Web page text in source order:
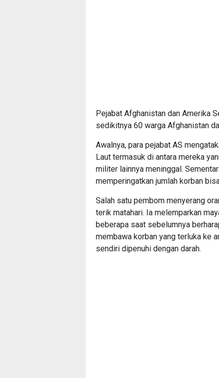
Pejabat Afghanistan dan Amerika
sedikitnya 60 warga Afghanistan
Awalnya, para pejabat AS
Laut termasuk di antara mereka
militer lainnya meninggal.
memperingatkan jumlah korban
Salah satu pembom menyerang
terik matahari. Ia melemparkan
beberapa saat sebelumnya
membawa korban yang terluka ke
sendiri dipenuhi dengan darah.